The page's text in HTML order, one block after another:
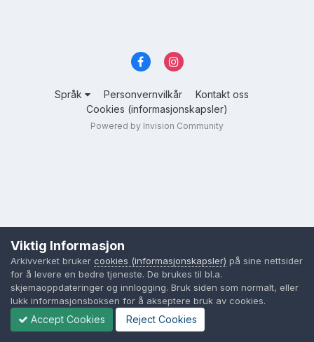
Språk Personvernvilkår
Kontakt oss
Cookies (informasjonskapsler)
Powered by Invision Community
Viktig Informasjon
Arkivverket bruker cookies (informasjonskapsler) på sine nettsider
for å levere en bedre tjeneste. De brukes til bl.a.
skjemaoppdateringer og innlogging. Bruk siden som normalt, eller
lukk informasjonsboksen for å akseptere bruk av cookies.
Accept Cookies Reject Cookies